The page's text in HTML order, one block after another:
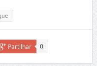
Partilhar 0